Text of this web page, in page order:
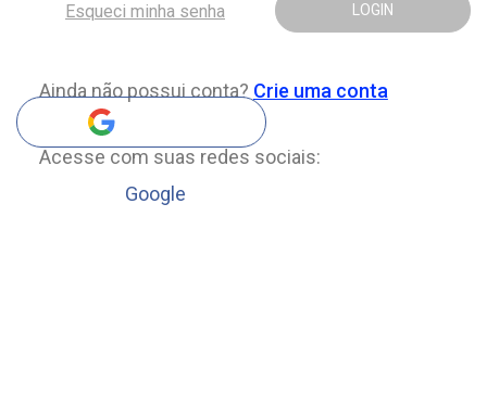
LOGIN
Esqueci minha senha
Ainda não possui conta? Crie uma conta
Acesse com suas redes sociais:
Google